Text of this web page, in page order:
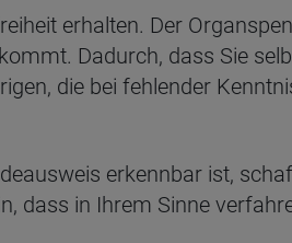
erhalten. Der
Dadurch, dass Sie
die bei fehlender
erkennbar ist,
dass in Ihrem Sinne